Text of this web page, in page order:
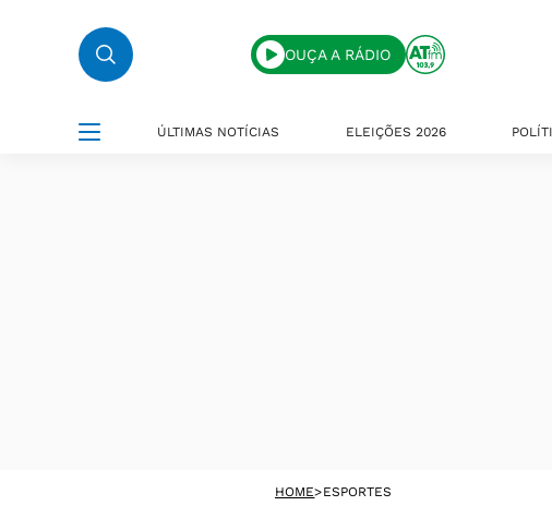
OUÇA A RÁDIO
ÚLTIMAS NOTÍCIAS ELEIÇÕES 2026
HOME>ESPORTES